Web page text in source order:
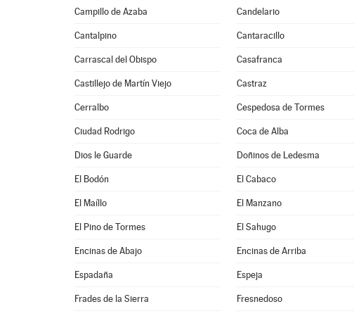
Campillo de Azaba Candelario
Cantalpino Cantaracillo
Carrascal del Obispo Casafranca
Castillejo de Martín Viejo Castraz
Cerralbo Cespedosa de Tormes
Ciudad Rodrigo Coca de Alba
Dios le Guarde Doñinos de Ledesma
El Bodón El Cabaco
El Maíllo El Manzano
El Pino de Tormes El Sahugo
Encinas de Abajo Encinas de Arriba
Espadaña Espeja
Frades de la Sierra Fresnedoso